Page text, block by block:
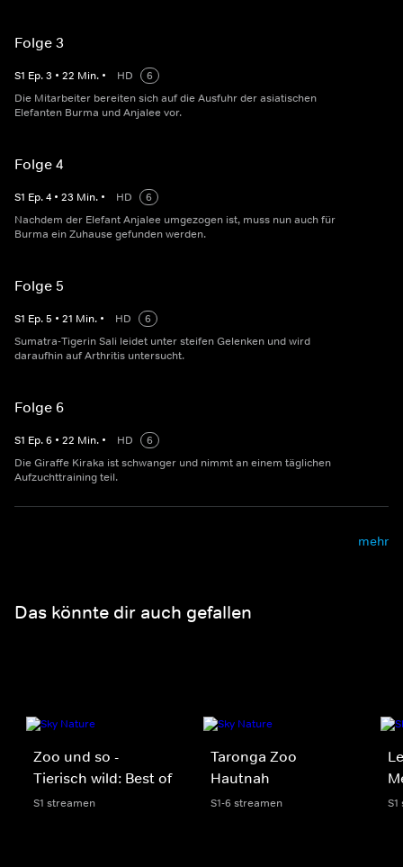
Folge 3
S1 Ep.3 • 22 Min. • HD
6
Die Mitarbeiter bereiten sich auf die Ausfuhr der asiatischen
Elefanten Burma und Anjalee vor.
Folge 4
S1 Ep.4 • 23 Min. • HD
6
Nachdem der Elefant Anjalee umgezogen ist, muss nun auch für
Burma ein Zuhause gefunden werden.
Folge 5
S1 Ep.5 • 21 Min. • HD
6
Sumatra-Tigerin Sali leidet unter steifen Gelenken und wird
daraufhin auf Arthritis untersucht.
Folge 6
S1 Ep.6 • 22 Min. • HD
6
Die Giraffe Kiraka ist schwanger und nimmt an einem täglichen
Aufzuchttraining teil.
mehr
Das könnte dir auch gefallen
Zoo und so -
Tierisch wild: Best of
S1 streamen
Taronga Zoo
Hautnah
S1-6 streamen